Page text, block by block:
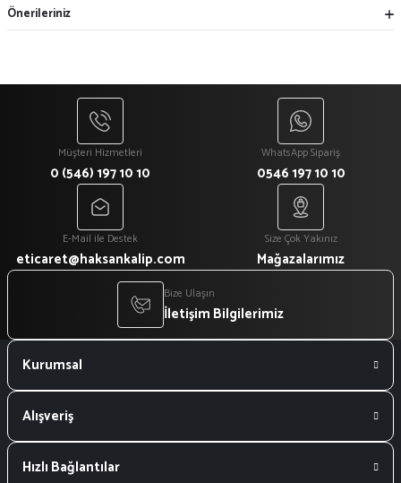
Önerileriniz
Müşteri Hizmetleri
0 (546) 197 10 10
WhatsApp Sipariş
0546 197 10 10
E-Mail ile Destek
eticaret@haksankalip.com
Size Çok Yakınız
Mağazalarımız
Bize Ulaşın
İletişim Bilgilerimiz
Kurumsal
Alışveriş
Hızlı Bağlantılar